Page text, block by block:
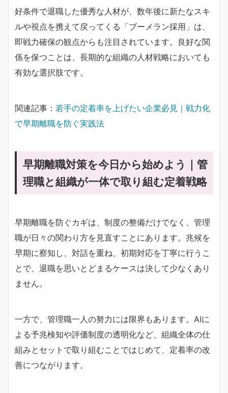
好条件で退職した優秀な人材が、数年後に新たなスキ
ルや視点を携えて戻ってくる「ブーメラン採用」は、
即戦力確保の観点からも注目されています。良好な関
係を保つことは、長期的な組織の人材戦略においても
有効な選択肢です。
関連記事： 若手の定着率を上げたい企業必見｜戦力化
で早期離職を防ぐ実践法
早期離職対策を今日から始めよう｜管
理職と組織が一体で取り組む定着戦略
早期離職を防ぐカギは、制度の整備だけでなく、管理
職が日々の関わり方を見直すことにあります。兆候を
早期に察知し、対話を重ね、初期対応を丁寧に行うこ
とで、退職を思いとどまるケースは決して少なくあり
ません。
一方で、管理職一人の努力には限界もあります。AIに
よる予兆検知や評価制度の透明化など、組織全体の仕
組みとセットで取り組むことではじめて、定着率の改
善につながります。